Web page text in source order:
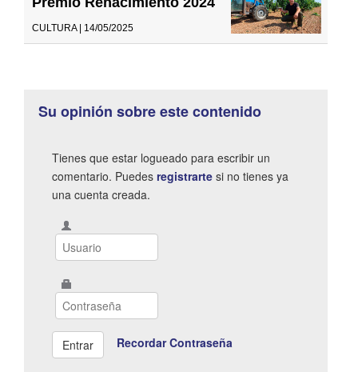
CULTURA | 14/05/2025
Su opinión sobre este contenido
Tienes que estar logueado para escribir un
comentario. Puedes registrarte si no tienes ya
una cuenta creada.
Recordar Contraseña